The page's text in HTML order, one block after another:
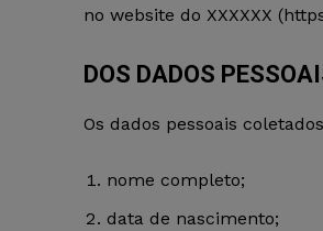
no website do XXXXXX
DOS DADOS
Os dados pessoais
nome completo;
data de nascimento;